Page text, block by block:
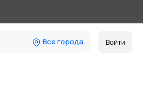
Все города Войти